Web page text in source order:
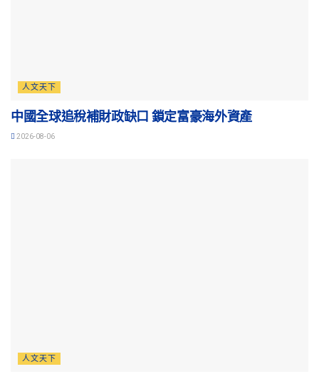
人文天下
中國全球追稅補財政缺口 鎖定富豪海外資產
2026-08-06
人文天下